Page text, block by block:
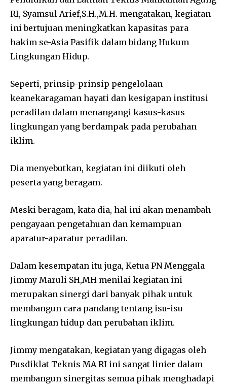
RI, Syamsul Arief,S.H.,M.H. mengatakan, kegiatan
ini bertujuan meningkatkan kapasitas para
hakim se-Asia Pasifik dalam bidang Hukum
Lingkungan Hidup.
Seperti, prinsip-prinsip pengelolaan
keanekaragaman hayati dan kesigapan institusi
peradilan dalam menangangi kasus-kasus
lingkungan yang berdampak pada perubahan
iklim.
Dia menyebutkan, kegiatan ini diikuti oleh
peserta yang beragam.
Meski beragam, kata dia, hal ini akan menambah
pengayaan pengetahuan dan kemampuan
aparatur-aparatur peradilan.
Dalam kesempatan itu juga, Ketua PN Menggala
Jimmy Maruli SH,MH menilai kegiatan ini
merupakan sinergi dari banyak pihak untuk
membangun cara pandang tentang isu-isu
lingkungan hidup dan perubahan iklim.
Jimmy mengatakan, kegiatan yang digagas oleh
Pusdiklat Teknis MA RI ini sangat linier dalam
membangun sinergitas semua pihak menghadapi